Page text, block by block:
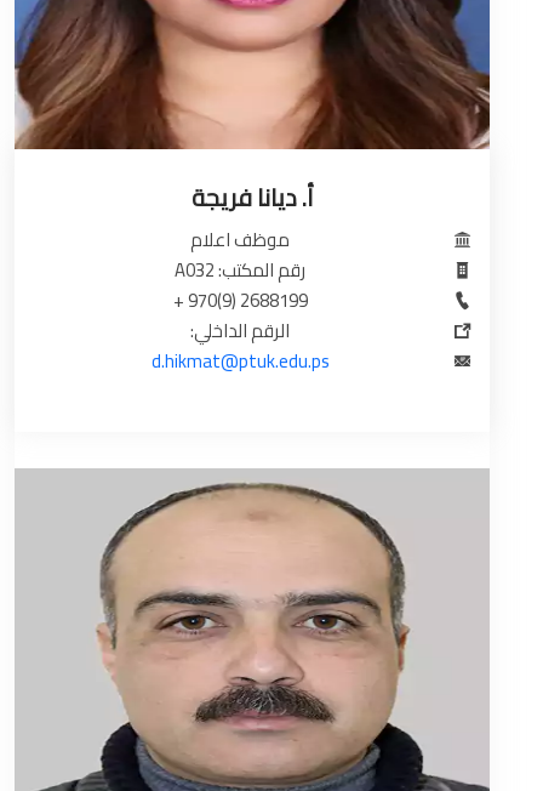
أ. ديانا فريجة
موظف اعلام
رقم المكتب: A032
2688199 (9)970 +
الرقم الداخلي:
d.hikmat@ptuk.edu.ps